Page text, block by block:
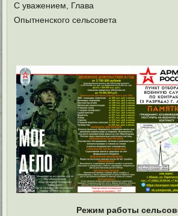
С уважением, Глава
Опытненского сельсовета
Режим работы